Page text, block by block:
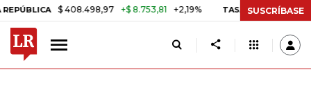
$ 408.498,97 +$ 8.753,81 +2,19% TASA DE USURA CRÉDITO
SUSCRÍBASE